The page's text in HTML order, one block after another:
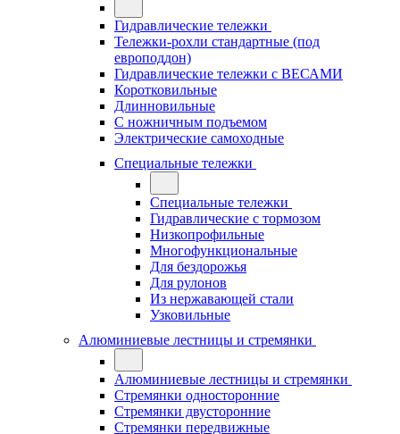
Гидравлические тележки
Тележки-рохли стандартные (под
европоддон)
Гидравлические тележки с ВЕСАМИ
Коротковильные
Длинновильные
С ножничным подъемом
Электрические самоходные
Специальные тележки
Специальные тележки
Гидравлические с тормозом
Низкопрофильные
Многофункциональные
Для бездорожья
Для рулонов
Из нержавающей стали
Узковильные
Алюминиевые лестницы и стремянки
Алюминиевые лестницы и стремянки
Стремянки односторонние
Стремянки двусторонние
Стремянки передвижные